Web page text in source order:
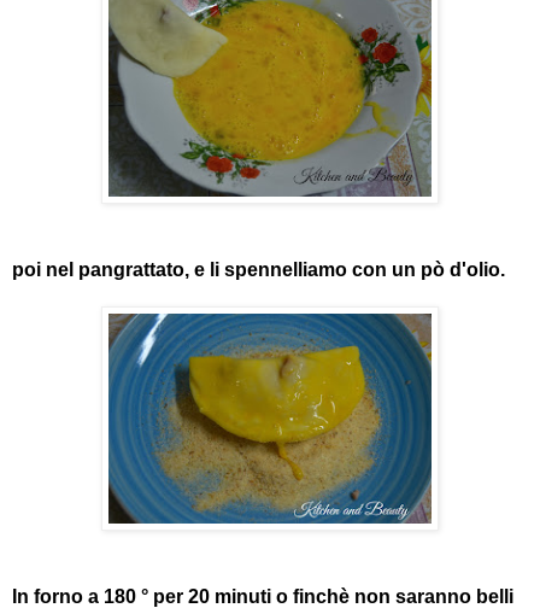
poi nel pangrattato, e li spennelliamo con un pò d'olio.
In forno a 180 ° per 20 minuti o finchè non saranno belli